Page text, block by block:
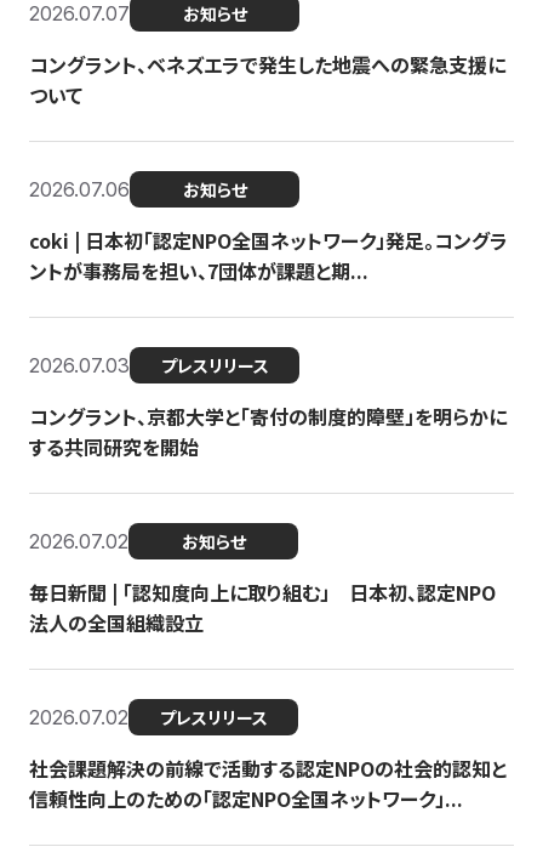
2026.07.07 お知らせ
コングラント、ベネズエラで発生した地震への緊急支援に
ついて
2026.07.06 お知らせ
coki | 日本初「認定NPO全国ネットワーク」発足。コングラ
ントが事務局を担い、7団体が課題と期...
2026.07.03 プレスリリース
コングラント、京都大学と「寄付の制度的障壁」を明らかに
する共同研究を開始
2026.07.02 お知らせ
毎日新聞 | 「認知度向上に取り組む」 日本初、認定NPO
法人の全国組織設立
2026.07.02 プレスリリース
社会課題解決の前線で活動する認定NPOの社会的認知と
信頼性向上のための「認定NPO全国ネットワーク」...